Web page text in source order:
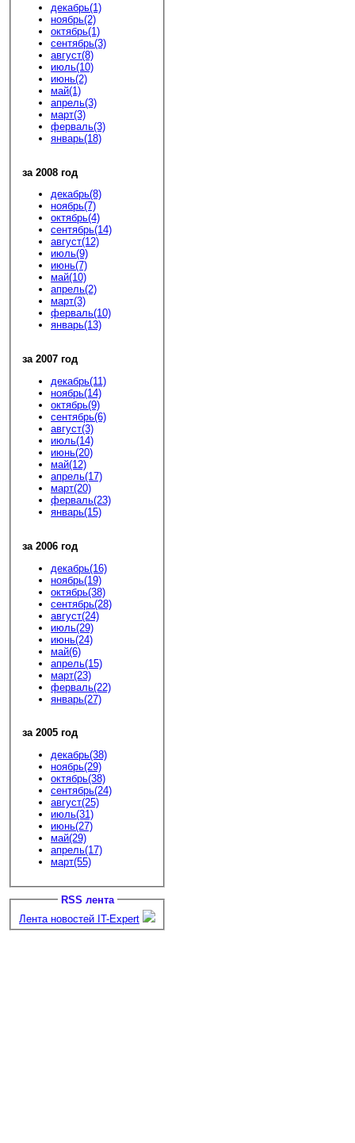
декабрь(1)
ноябрь(2)
октябрь(1)
сентябрь(3)
август(8)
июль(10)
июнь(2)
май(1)
апрель(3)
март(3)
ферваль(3)
январь(18)
за 2008 год
декабрь(8)
ноябрь(7)
октябрь(4)
сентябрь(14)
август(12)
июль(9)
июнь(7)
май(10)
апрель(2)
март(3)
ферваль(10)
январь(13)
за 2007 год
декабрь(11)
ноябрь(14)
октябрь(9)
сентябрь(6)
август(3)
июль(14)
июнь(20)
май(12)
апрель(17)
март(20)
ферваль(23)
январь(15)
за 2006 год
декабрь(16)
ноябрь(19)
октябрь(38)
сентябрь(28)
август(24)
июль(29)
июнь(24)
май(6)
апрель(15)
март(23)
ферваль(22)
январь(27)
за 2005 год
декабрь(38)
ноябрь(29)
октябрь(38)
сентябрь(24)
август(25)
июль(31)
июнь(27)
май(29)
апрель(17)
март(55)
RSS лента
Лента новостей IT-Expert